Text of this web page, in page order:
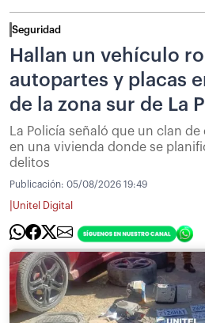
Seguridad
Hallan un vehículo
autopartes y placas
de la zona sur de La
La Policía señaló que un clan
en una vivienda donde se
delitos
Publicación: 05/08/2026 19:49
Unitel Digital